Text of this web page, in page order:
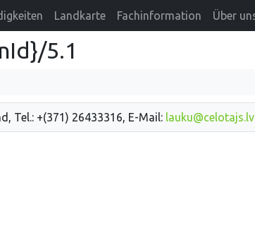
Landkarte Fachinformation Über
5.1
Tel.: +(371) 26433316, E-Mail: lauku@celotajs.lv